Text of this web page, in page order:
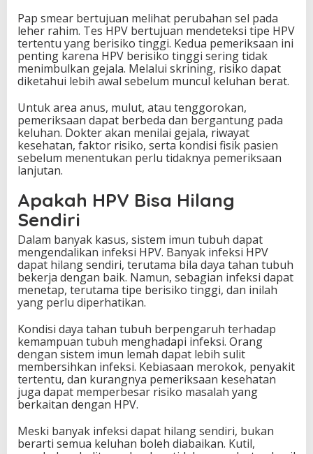
Pap smear bertujuan melihat perubahan sel pada
leher rahim. Tes HPV bertujuan mendeteksi tipe HPV
tertentu yang berisiko tinggi. Kedua pemeriksaan ini
penting karena HPV berisiko tinggi sering tidak
menimbulkan gejala. Melalui skrining, risiko dapat
diketahui lebih awal sebelum muncul keluhan berat.
Untuk area anus, mulut, atau tenggorokan,
pemeriksaan dapat berbeda dan bergantung pada
keluhan. Dokter akan menilai gejala, riwayat
kesehatan, faktor risiko, serta kondisi fisik pasien
sebelum menentukan perlu tidaknya pemeriksaan
lanjutan.
Apakah HPV Bisa Hilang
Sendiri
Dalam banyak kasus, sistem imun tubuh dapat
mengendalikan infeksi HPV. Banyak infeksi HPV
dapat hilang sendiri, terutama bila daya tahan tubuh
bekerja dengan baik. Namun, sebagian infeksi dapat
menetap, terutama tipe berisiko tinggi, dan inilah
yang perlu diperhatikan.
Kondisi daya tahan tubuh berpengaruh terhadap
kemampuan tubuh menghadapi infeksi. Orang
dengan sistem imun lemah dapat lebih sulit
membersihkan infeksi. Kebiasaan merokok, penyakit
tertentu, dan kurangnya pemeriksaan kesehatan
juga dapat memperbesar risiko masalah yang
berkaitan dengan HPV.
Meski banyak infeksi dapat hilang sendiri, bukan
berarti semua keluhan boleh diabaikan. Kutil,